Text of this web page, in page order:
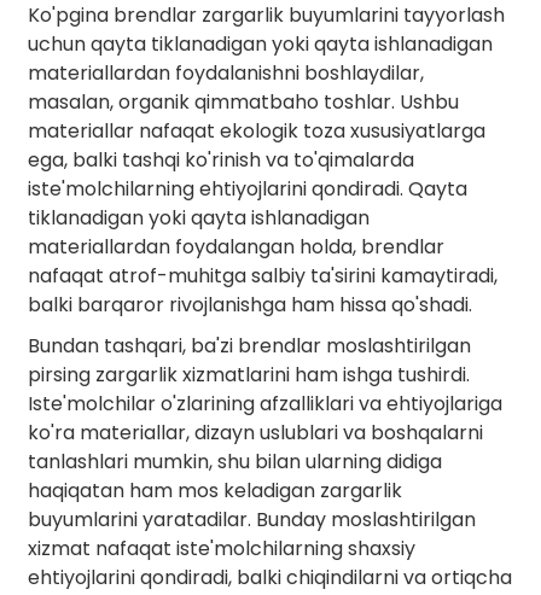
Ko'pgina brendlar zargarlik buyumlarini tayyorlash
uchun qayta tiklanadigan yoki qayta ishlanadigan
materiallardan foydalanishni boshlaydilar,
masalan, organik qimmatbaho toshlar. Ushbu
materiallar nafaqat ekologik toza xususiyatlarga
ega, balki tashqi ko'rinish va to'qimalarda
iste'molchilarning ehtiyojlarini qondiradi. Qayta
tiklanadigan yoki qayta ishlanadigan
materiallardan foydalangan holda, brendlar
nafaqat atrof-muhitga salbiy ta'sirini kamaytiradi,
balki barqaror rivojlanishga ham hissa qo'shadi.
Bundan tashqari, ba'zi brendlar moslashtirilgan
pirsing zargarlik xizmatlarini ham ishga tushirdi.
Iste'molchilar o'zlarining afzalliklari va ehtiyojlariga
ko'ra materiallar, dizayn uslublari va boshqalarni
tanlashlari mumkin, shu bilan ularning didiga
haqiqatan ham mos keladigan zargarlik
buyumlarini yaratadilar. Bunday moslashtirilgan
xizmat nafaqat iste'molchilarning shaxsiy
ehtiyojlarini qondiradi, balki chiqindilarni va ortiqcha